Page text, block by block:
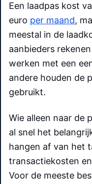
Een laadpas kost
euro per maand,
meestal in de
aanbieders
werken met een
andere houden de
gebruikt.
Wie alleen naar de
al snel het
hangen af van het
transactiekosten
Voor de meeste